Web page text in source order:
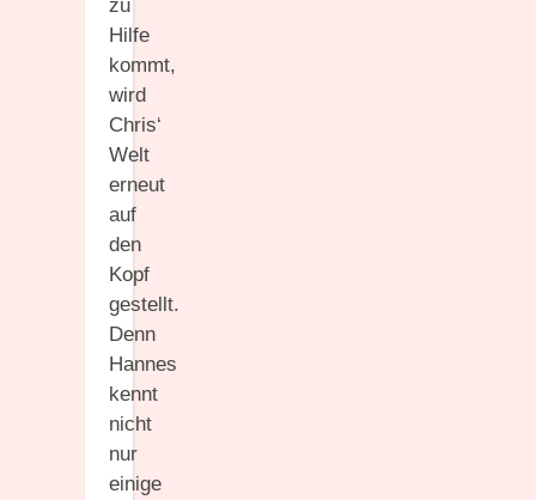
zu
Hilfe
kommt,
wird
Chris‘
Welt
erneut
auf
den
Kopf
gestellt.
Denn
Hannes
kennt
nicht
nur
einige